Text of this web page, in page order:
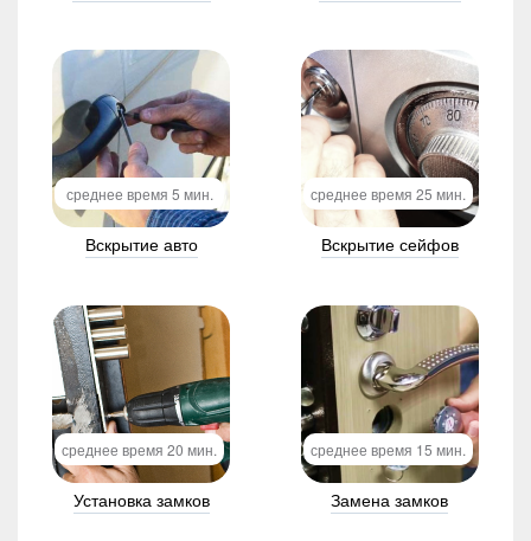
среднее время 5 мин.
Вскрытие авто
среднее время 25 мин.
Вскрытие сейфов
среднее время 20 мин.
Установка замков
среднее время 15 мин.
Замена замков